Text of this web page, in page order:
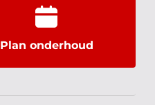
Plan onderhoud